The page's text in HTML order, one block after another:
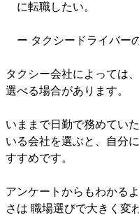
に転職したい。
ー タクシードライバー
タクシー会社によっては
選べる場合があります。
いままで日勤で務めてい
いる会社を選ぶと、自分
すすめです。
アンケートからもわかる
さは 職場選びで大きく変